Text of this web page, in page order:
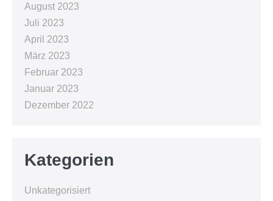
August 2023
Juli 2023
April 2023
März 2023
Februar 2023
Januar 2023
Dezember 2022
Kategorien
Unkategorisiert